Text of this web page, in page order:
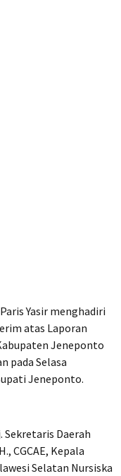
Yasir menghadiri
atas Laporan
Jeneponto
pada Selasa
Jeneponto.
Daerah
CGCAE, Kepala
Selatan Nursiska